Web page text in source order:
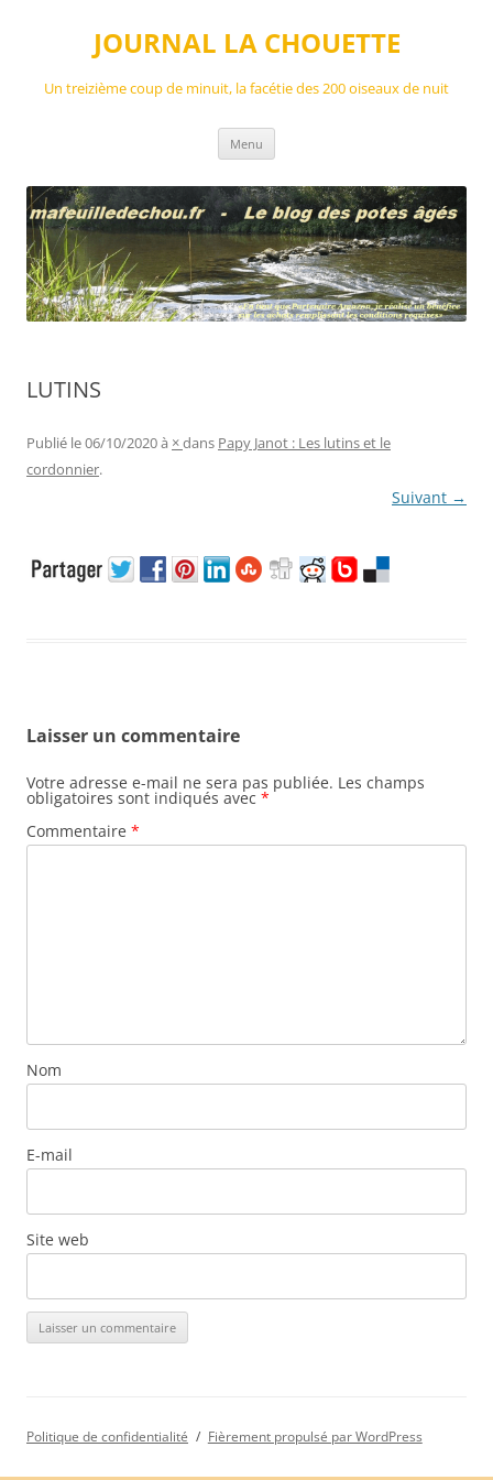
JOURNAL LA CHOUETTE
Un treizième coup de minuit, la facétie des 200 oiseaux de nuit
Menu
LUTINS
Publié le06/10/2020à ×dans Papy Janot : Les lutins et le
cordonnier.
Suivant →
Laisser un commentaire
Votre adresse e-mail ne sera pas publiée. Les champs
obligatoires sont indiqués avec *
Commentaire *
Nom
E-mail
Site web
Politique de confidentialité Fièrement propulsé par WordPress